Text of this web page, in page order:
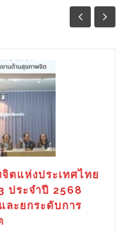
ตแห่งประเทศไทย
ประจำปี 2568
ละยกระดับการ